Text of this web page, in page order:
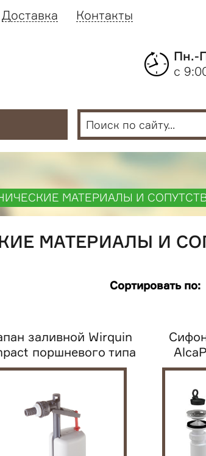
Доставка Контакты
Пн.-
с
МАТЕРИАЛЫ И
МАТЕРИАЛЫ И
Сортировать по:
заливной Wirquin
поршневого типа
боковой,...